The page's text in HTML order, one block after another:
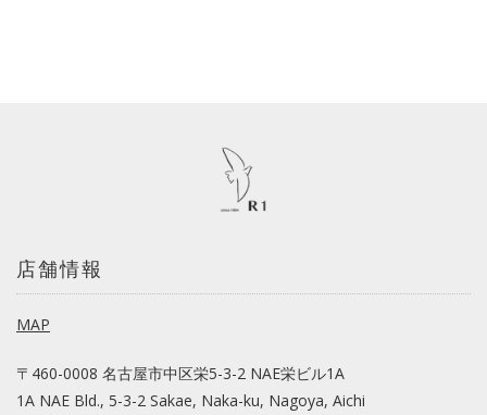
店舗情報
MAP
〒460-0008 名古屋市中区栄5-3-2 NAE栄ビル1A
1A NAE Bld., 5-3-2 Sakae, Naka-ku, Nagoya, Aichi